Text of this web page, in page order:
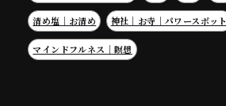
清め塩｜お清め 神社｜お寺｜パワースポット
マインドフルネス｜瞑想